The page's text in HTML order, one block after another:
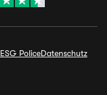
ESG PoliceDatenschutz